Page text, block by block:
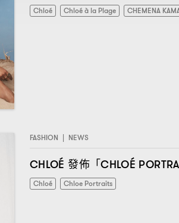
Chloé Chloé à la Plage CHEMENA
FASHION | NEWS
CHLOÉ發佈「CHLOÉ
Chloé Chloe Portraits